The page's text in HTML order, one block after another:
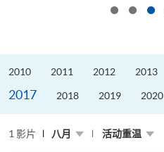
2010 2011 2012 2013
2017 2018 2019 2020
1 影片 八月 活动重温